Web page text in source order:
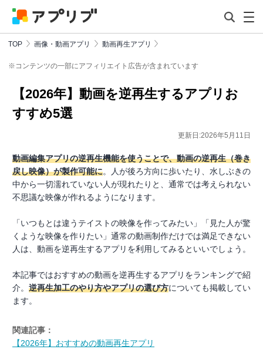
TOP 画像・動画アプリ 動画再生アプリ
※コンテンツの一部にアフィリエイト広告が含まれています
【2026年】動画を逆再生するアプリお
すすめ5選
更新日:2026年5月11日
動画編集アプリの逆再生機能を使うことで、動画の逆再生（巻き
戻し映像）が製作可能に。人が後ろ方向に歩いたり、水しぶきの
中から一切濡れていない人が現れたりと、通常では考えられない
不思議な映像が作れるようになります。
「いつもとは違うテイストの映像を作ってみたい」「見た人が驚
くような映像を作りたい」通常の動画制作だけでは満足できない
人は、動画を逆再生するアプリを利用してみるといいでしょう。
本記事ではおすすめの動画を逆再生するアプリをランキングで紹
介。 逆再生加工のやり方やアプリの選び方についても掲載してい
ます。
関連記事：
【2026年】おすすめの動画再生アプリ